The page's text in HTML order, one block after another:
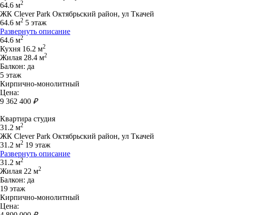
64.6 м2
ЖК Clever Park Октябрьский район, ул Ткачей
64.6 м2 5 этаж
Развернуть описание
64.6 м2
Кухня 16.2 м2
Жилая 28.4 м2
Балкон: да
5 этаж
Кирпично-монолитный
Цена:
9 362 400 ₽
Квартира студия
31.2 м2
ЖК Clever Park Октябрьский район, ул Ткачей
31.2 м2 19 этаж
Развернуть описание
31.2 м2
Жилая 22 м2
Балкон: да
19 этаж
Кирпично-монолитный
Цена: